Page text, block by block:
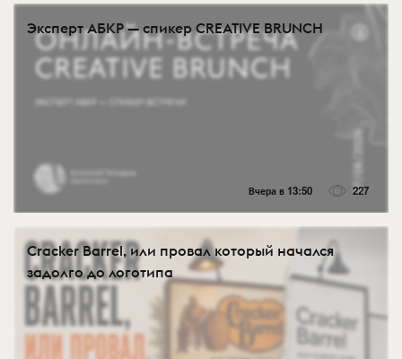
Эксперт АБКР — спикер CREATIVE BRUNCH
Вчера в 13:50 227
Cracker Barrel, или провал который начался
задолго до логотипа